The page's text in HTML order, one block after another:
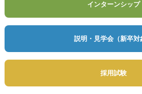
インターンシップ
説明・見学会（新卒対
採用試験